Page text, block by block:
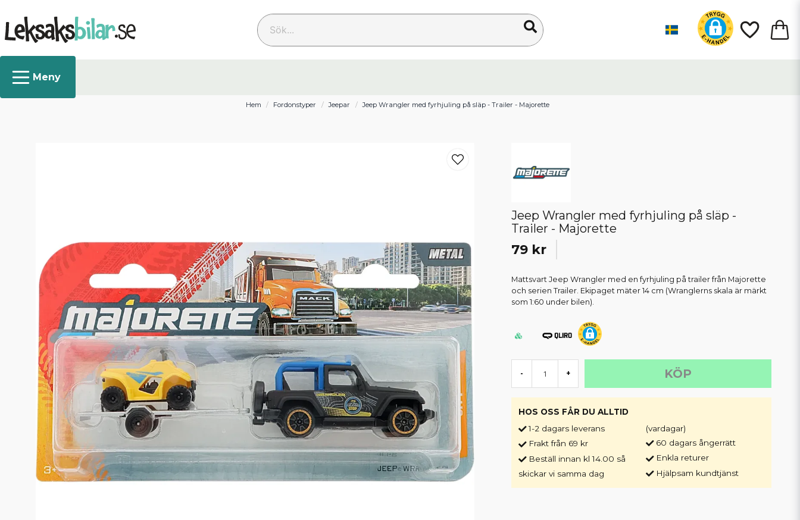
Sök...
Hem Fordonstyper Jeepar Jeep Wrangler med fyrhjuling på släp - Trailer - Majorette
Jeep Wrangler med fyrhjuling på släp -
Trailer - Majorette
79 kr
Mattsvart Jeep Wrangler med en fyrhjuling på trailer från Majorette
och serien Trailer. Ekipaget mäter 14 cm (Wranglerns skala är märkt
som 1:60 under bilen).
- + KÖP
HOS OSS FÅR DU ALLTID
1-2 dagars leverans
Frakt från 69 kr
Beställ innan kl 14.00 så
skickar vi samma dag
(vardagar)
60 dagars ångerrätt
Enkla returer
Hjälpsam kundtjänst